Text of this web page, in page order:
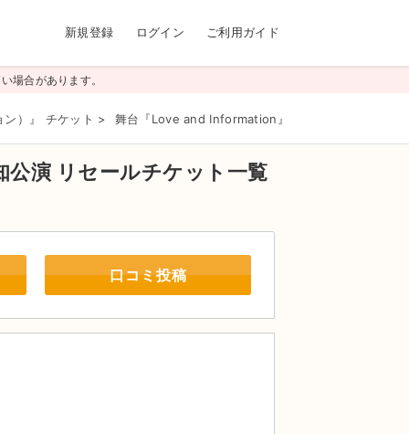
新規登録 ログイン ご利用ガイド
場合があります。
）』 チケット > 舞台『Love and Information』神奈川・愛知公演
公演 リセールチケット一覧
口コミ投稿